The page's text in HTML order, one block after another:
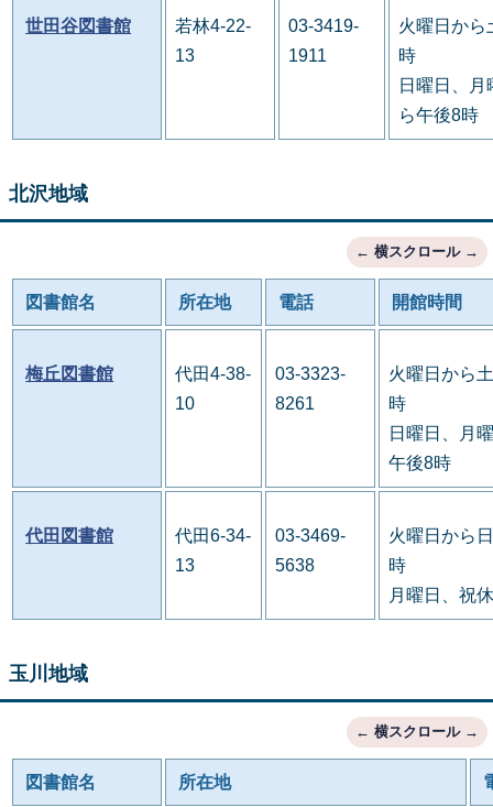
世田谷図書館
若林4-22-
13
03-3419-
1911
火曜日から
時
日曜日、
ら午後8時
北沢地域
図書館名 所在地 電話 開館時間
梅丘図書館
代田4-38-
10
03-3323-
8261
火曜日から
時
日曜日、月
午後8時
代田図書館
代田6-34-
13
03-3469-
5638
火曜日から
時
月曜日、祝
玉川地域
図書館名 所在地